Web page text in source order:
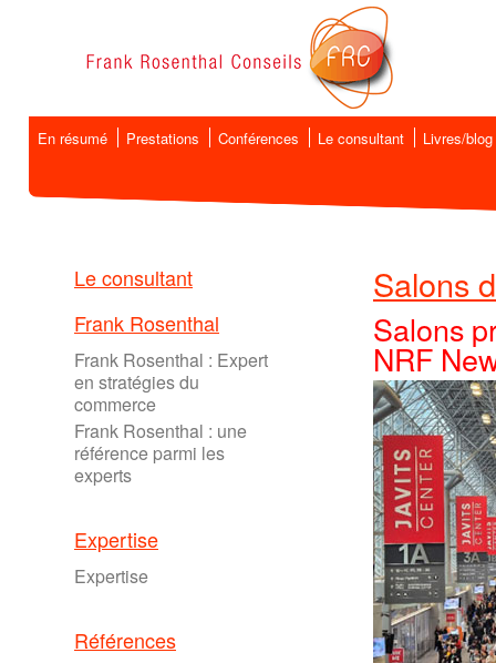
En résumé Prestations Conférences Le consultant Livres/blog
Le consultant
Frank Rosenthal
Frank Rosenthal : Expert
en stratégies du
commerce
Frank Rosenthal : une
référence parmi les
experts
Expertise
Expertise
Références
Salons
Salons
NRF